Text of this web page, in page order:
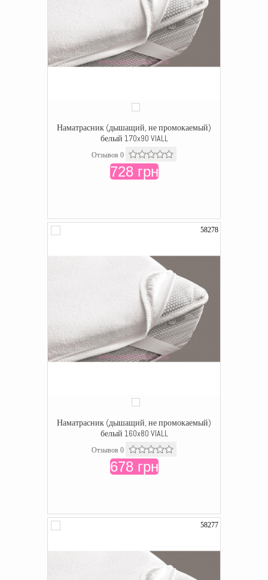
Наматрасник (дышащий, не промокаемый)
белый 170x90 VIALL
Отзывов 0
728 грн
58278
Наматрасник (дышащий, не промокаемый)
белый 160x80 VIALL
Отзывов 0
678 грн
58277